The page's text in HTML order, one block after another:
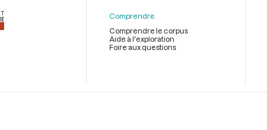
page
Comprendre
Comprendre le corpus
Aide à l'exploration
Foire aux questions